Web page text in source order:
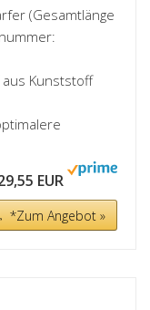
(Gesamtlänge
aus Kunststoff
EUR
*Zum Angebot »